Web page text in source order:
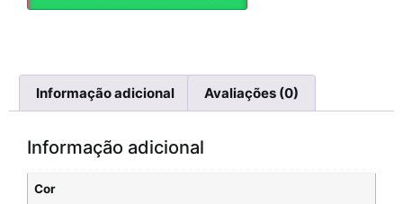
Informação adicional Avaliações (0)
Informação adicional
Cor